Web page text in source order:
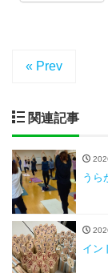
« Prev
関連記事
うら
イン